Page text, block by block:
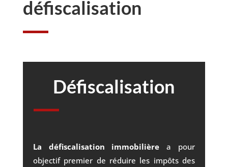
défiscalisation
Défiscalisation
La défiscalisation immobilière a pour
objectif premier de réduire les impôts des